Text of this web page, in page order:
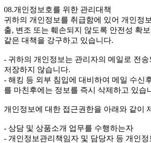
08.개인정보호를 위한 관리대책
귀하의 개인정보를 취급함에 있어 개인정
출, 변조 또는 훼손되지 않도록 안전성 확
같은 대책을 강구하고 있습니다.
- 귀하의 개인정보는 관리자의 메일로 전
저장하지 않습니다.
- 해킹 등 외부 침입에 대비하여 메일 수신
를 마친후에는 정보를 즉시 삭제하고 있습
개인정보에 대한 접근권한을 아래와 같이
- 상담 및 상품소개 업무를 수행하는자
- 개인정보관리책임자 및 담당자 등 개인